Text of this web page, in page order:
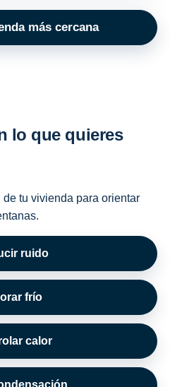
más cercana
lo que quieres
tu vivienda para orientar
ruido
frío
calor